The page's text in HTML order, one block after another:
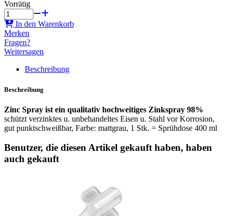
Vorrätig
In den Warenkorb
Merken
Fragen?
Weitersagen
Beschreibung
Beschreibung
Zinc Spray ist ein qualitativ hochweitiges Zinkspray 98%
schützt verzinktes u. unbehandeltes Eisen u. Stahl vor Korrosion,
gut punktschweißbar, Farbe: mattgrau, 1 Stk. = Sprühdose 400 ml
Benutzer, die diesen Artikel gekauft haben, haben
auch gekauft